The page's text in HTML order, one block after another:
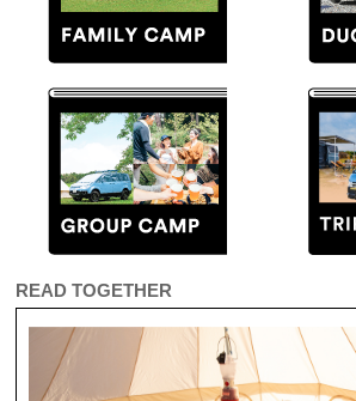
READ TOGETHER